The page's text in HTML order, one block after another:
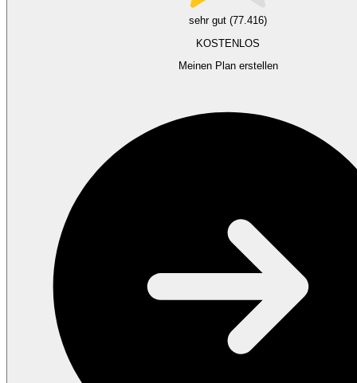
sehr gut (77.416)
KOSTENLOS
Meinen Plan erstellen